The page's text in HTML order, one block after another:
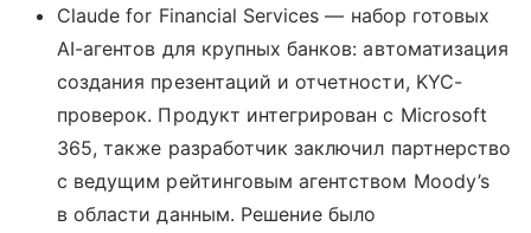
Claude for Financial Services — набор готовых
AI-агентов для крупных банков: автоматизация
создания презентаций и отчетности, KYC-
проверок. Продукт интегрирован с Microsoft
365, также разработчик заключил партнерство
с ведущим рейтинговым агентством Moody’s
в области данным. Решение было